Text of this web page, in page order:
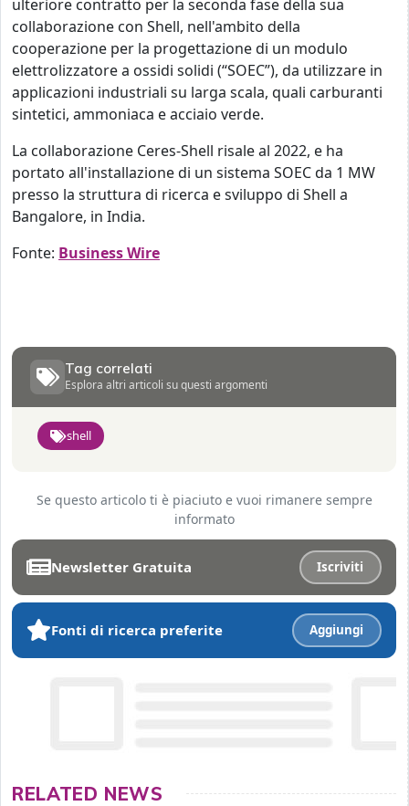
ulteriore contratto per la seconda fase della sua
collaborazione con Shell, nell'ambito della
cooperazione per la progettazione di un modulo
elettrolizzatore a ossidi solidi (“SOEC”), da utilizzare in
applicazioni industriali su larga scala, quali carburanti
sintetici, ammoniaca e acciaio verde.
La collaborazione Ceres-Shell risale al 2022, e ha
portato all'installazione di un sistema SOEC da 1 MW
presso la struttura di ricerca e sviluppo di Shell a
Bangalore, in India.
Fonte: Business Wire
Tag correlati
Esplora altri articoli su questi argomenti
shell
Se questo articolo ti è piaciuto e vuoi rimanere sempre
informato
Newsletter Gratuita Iscriviti
Fonti di ricerca preferite Aggiungi
RELATED NEWS